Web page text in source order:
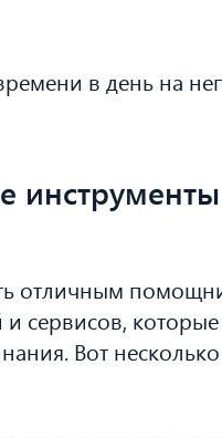
в день на
отличным
сервисов,
Вот